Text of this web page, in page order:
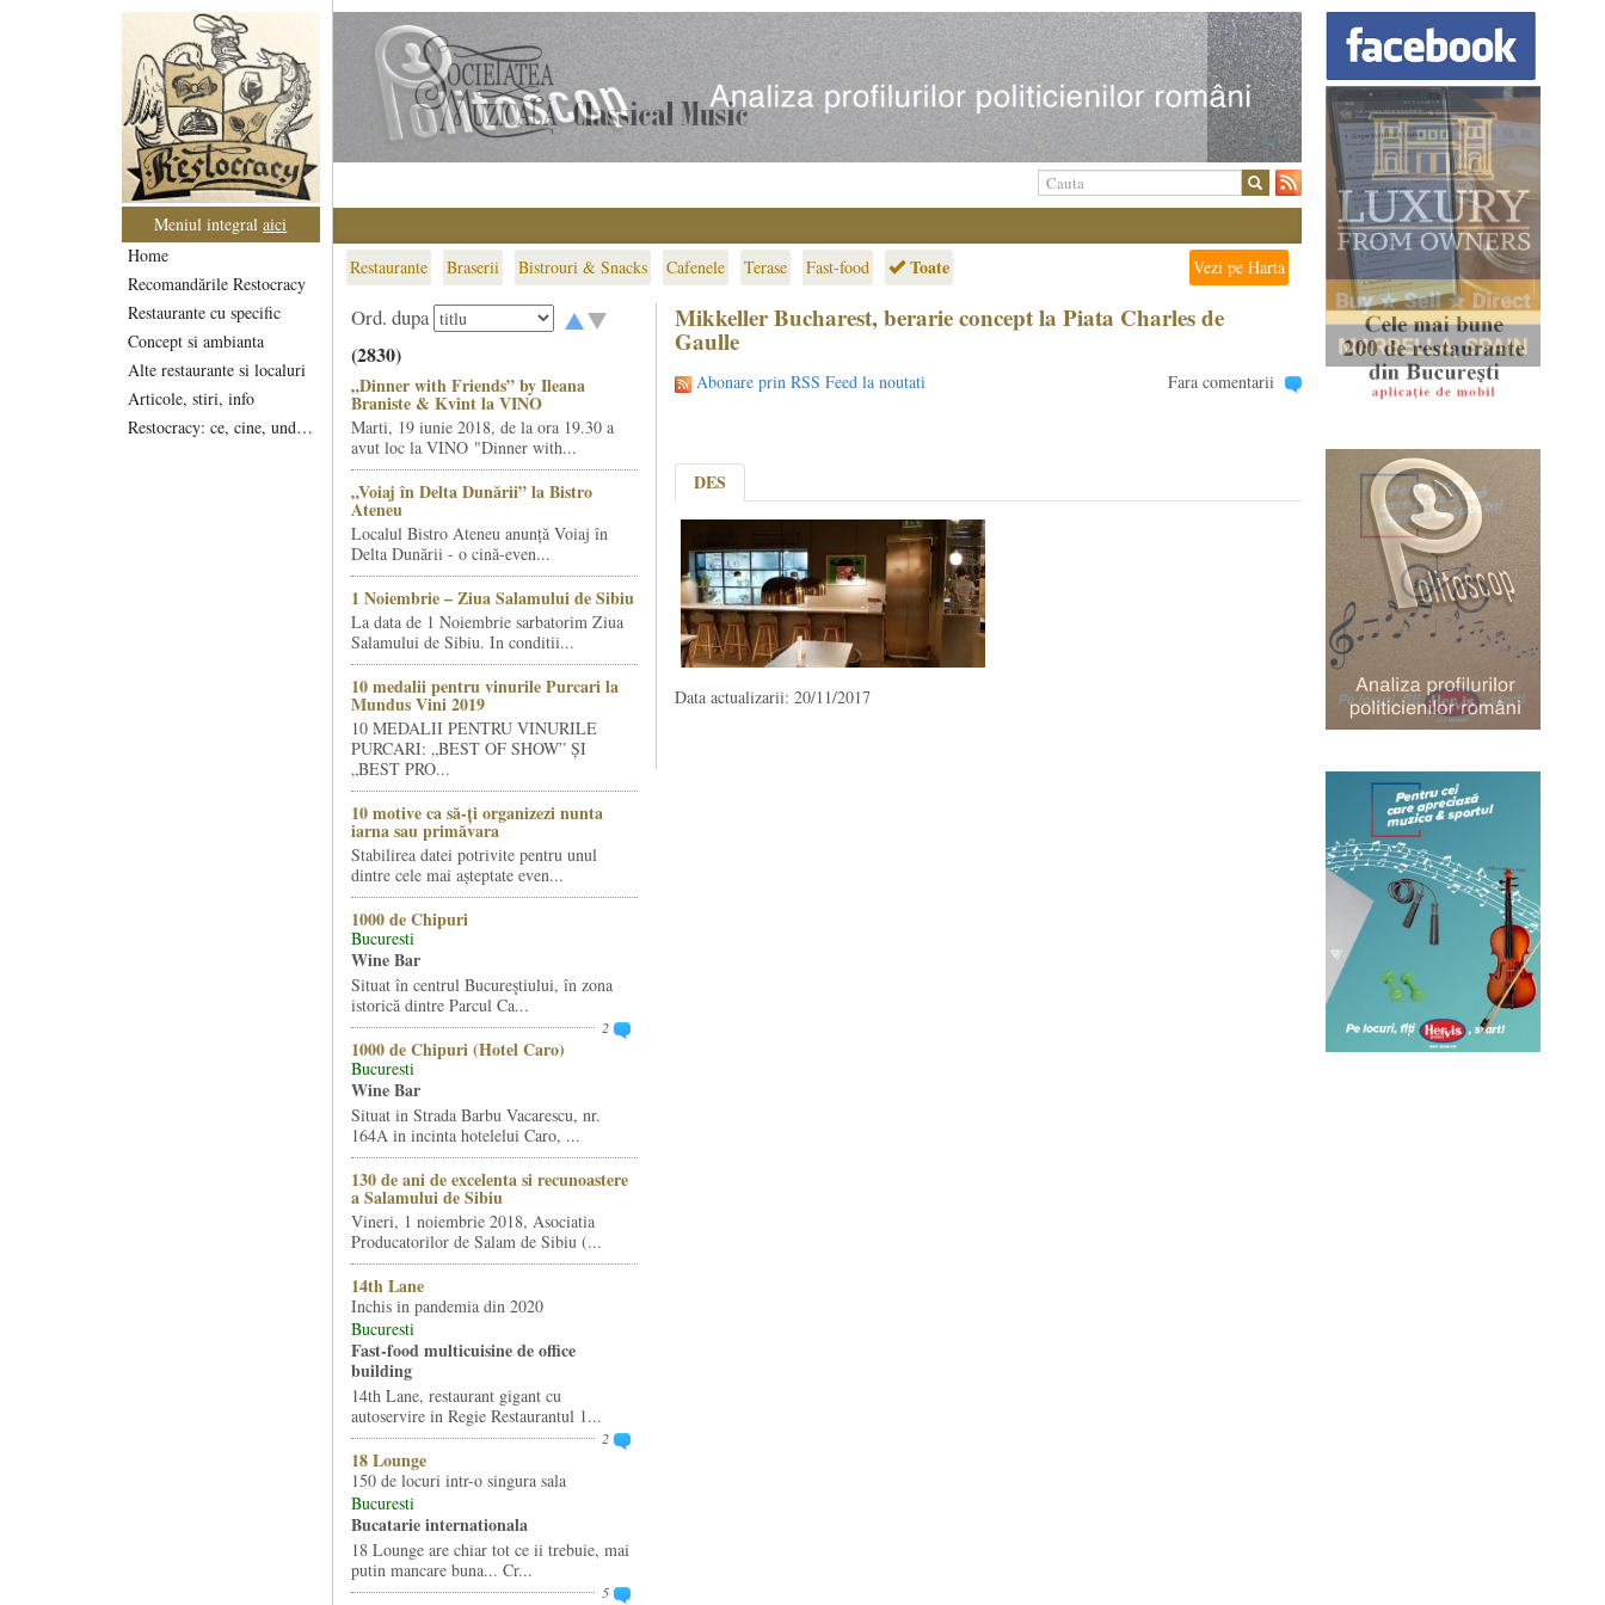
Meniul integralaici
Home
Recomandările Restocracy
Restaurante cu specific
Concept si ambianta
Alte restaurante si localuri
Articole, stiri, info
Restocracy: ce, cine, unde...
Restaurante Braserii Bistrouri & Snacks Cafenele Terase Fast-food Toate Vezi pe Harta
Ord. dupa
(2830)
„Dinner with Friends” by Ileana
Braniste & Kvint la VINO
Marti, 19 iunie 2018, de la ora 19.30 a
avut loc la VINO "Dinner with...
„Voiaj în Delta Dunării” la Bistro
Ateneu
Localul Bistro Ateneu anunță Voiaj în
Delta Dunării - o cină-even...
1 Noiembrie – Ziua Salamului de Sibiu
La data de 1 Noiembrie sarbatorim Ziua
Salamului de Sibiu. In conditii...
10 medalii pentru vinurile Purcari la
Mundus Vini 2019
10 MEDALII PENTRU VINURILE
PURCARI: „BEST OF SHOW” ȘI
„BEST PRO...
10 motive ca să-ți organizezi nunta
iarna sau primăvara
Stabilirea datei potrivite pentru unul
dintre cele mai așteptate even...
1000 de Chipuri
Bucuresti
Wine Bar
Situat în centrul Bucureştiului, în zona
istorică dintre Parcul Ca...
2
1000 de Chipuri (Hotel Caro)
Bucuresti
Wine Bar
Situat in Strada Barbu Vacarescu, nr.
164A in incinta hotelelui Caro, ...
130 de ani de excelenta si recunoastere
a Salamului de Sibiu
Vineri, 1 noiembrie 2018, Asociatia
Producatorilor de Salam de Sibiu (...
14th Lane
Inchis in pandemia din 2020
Bucuresti
Fast-food multicuisine de office
building
14th Lane, restaurant gigant cu
autoservire in Regie Restaurantul 1...
2
18 Lounge
150 de locuri intr-o singura sala
Bucuresti
Bucatarie internationala
18 Lounge are chiar tot ce ii trebuie, mai
putin mancare buna... Cr...
5
Mikkeller Bucharest, berarie concept la Piata Charles de
Gaulle
Abonare prin RSS Feed la noutati Fara comentarii
DES
Data actualizarii: 20/11/2017